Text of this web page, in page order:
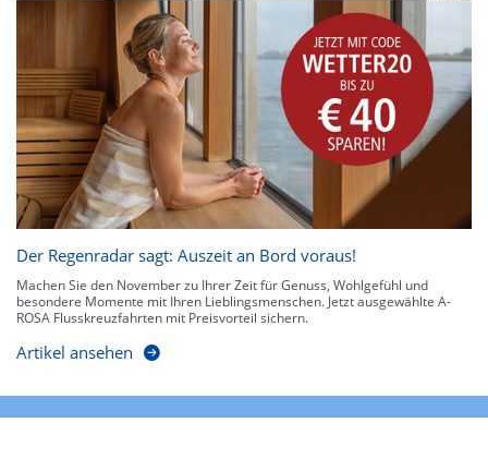
Der Regenradar sagt: Auszeit an Bord voraus!
Machen Sie den November zu Ihrer Zeit für Genuss, Wohlgefühl und
besondere Momente mit Ihren Lieblingsmenschen. Jetzt ausgewählte A-
ROSA Flusskreuzfahrten mit Preisvorteil sichern.
Artikel ansehen